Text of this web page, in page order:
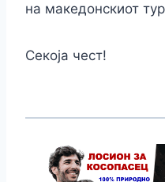
на македонскиот
Секоја чест!